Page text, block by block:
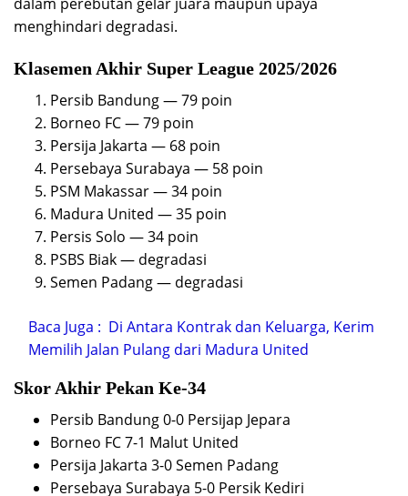
menghindari degradasi.
Klasemen Akhir Super League 2025/2026
Persib Bandung — 79 poin
Borneo FC — 79 poin
Persija Jakarta — 68 poin
Persebaya Surabaya — 58 poin
PSM Makassar — 34 poin
Madura United — 35 poin
Persis Solo — 34 poin
PSBS Biak — degradasi
Semen Padang — degradasi
Baca Juga : Di Antara Kontrak dan Keluarga, Kerim
Memilih Jalan Pulang dari Madura United
Skor Akhir Pekan Ke-34
Persib Bandung 0-0 Persijap Jepara
Borneo FC 7-1 Malut United
Persija Jakarta 3-0 Semen Padang
Persebaya Surabaya 5-0 Persik Kediri